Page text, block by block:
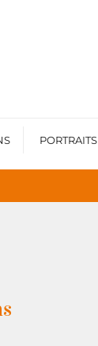
PORTRAITS